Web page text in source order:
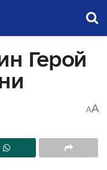
Герой
AA